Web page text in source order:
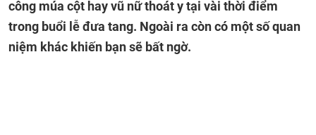
công múa cột hay vũ nữ thoát y tại vài thời điểm
trong buổi lễ đưa tang. Ngoài ra còn có một số quan
niệm khác khiến bạn sẽ bất ngờ.